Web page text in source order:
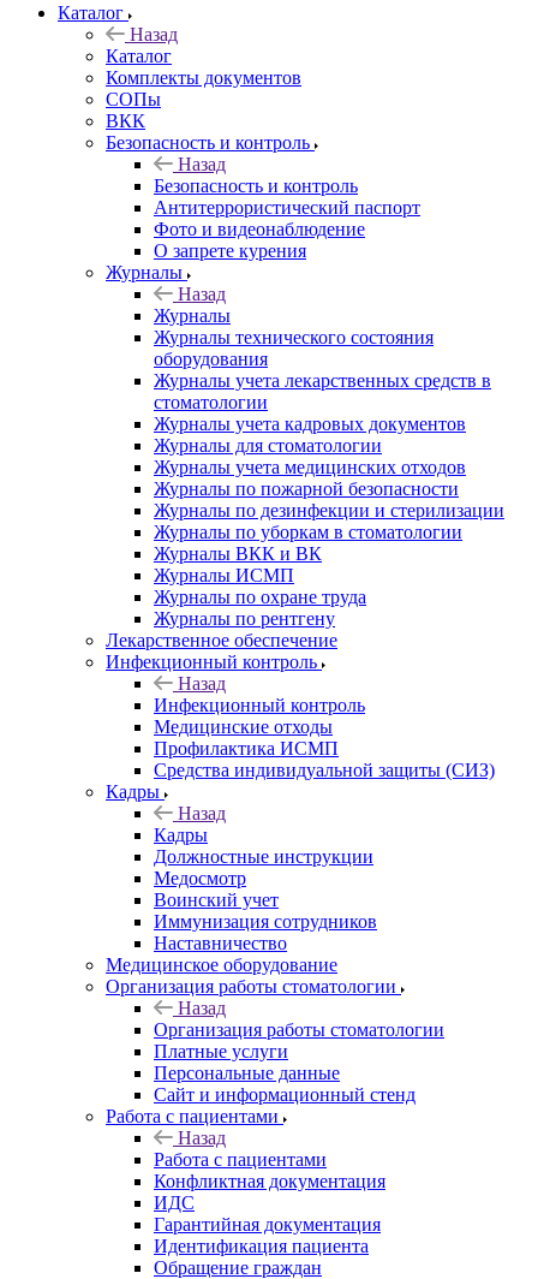
Каталог
Назад
Каталог
Комплекты документов
СОПы
ВКК
Безопасность и контроль
Назад
Безопасность и контроль
Антитеррористический паспорт
Фото и видеонаблюдение
О запрете курения
Журналы
Назад
Журналы
Журналы технического состояния
оборудования
Журналы учета лекарственных средств в
стоматологии
Журналы учета кадровых документов
Журналы для стоматологии
Журналы учета медицинских отходов
Журналы по пожарной безопасности
Журналы по дезинфекции и стерилизации
Журналы по уборкам в стоматологии
Журналы ВКК и ВК
Журналы ИСМП
Журналы по охране труда
Журналы по рентгену
Лекарственное обеспечение
Инфекционный контроль
Назад
Инфекционный контроль
Медицинские отходы
Профилактика ИСМП
Средства индивидуальной защиты (СИЗ)
Кадры
Назад
Кадры
Должностные инструкции
Медосмотр
Воинский учет
Иммунизация сотрудников
Наставничество
Медицинское оборудование
Организация работы стоматологии
Назад
Организация работы стоматологии
Платные услуги
Персональные данные
Сайт и информационный стенд
Работа с пациентами
Назад
Работа с пациентами
Конфликтная документация
ИДС
Гарантийная документация
Идентификация пациента
Обращение граждан